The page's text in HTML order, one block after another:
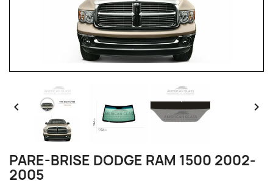
 
PARE-BRISE DODGE RAM 1500 2002-
2005